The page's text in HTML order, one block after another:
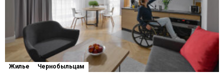
Жилье Чернобыльцам